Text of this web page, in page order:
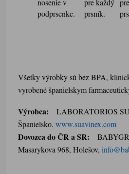
nosenie v
podprsenke.
pre každý
prsník.
Všetky výrobky sú bez BPA,
vyrobené španielskym
Výrobca: LABORATORIOS
Španielsko. www.suavinex.com
Dovozca do ČR a SR:
Masarykova 968, Holešov,